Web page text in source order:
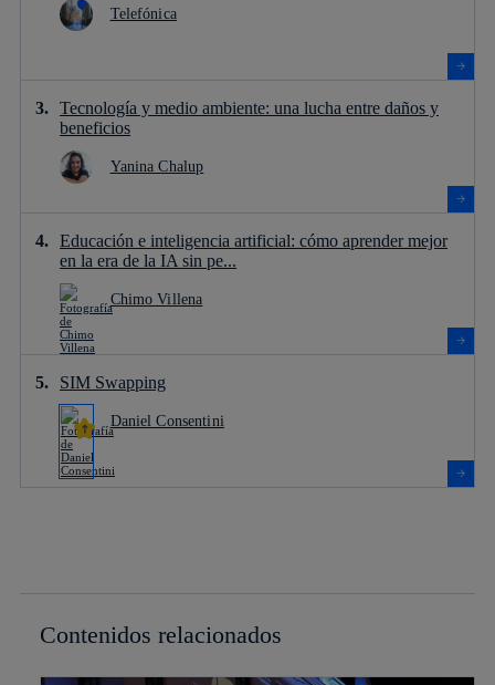
Telefónica
Tecnología y medio ambiente: una lucha entre daños y
beneficios
Yanina Chalup
Educación e inteligencia artificial: cómo aprender mejor
en la era de la IA sin pe...
Chimo Villena
SIM Swapping
Daniel Consentini
Contenidos relacionados